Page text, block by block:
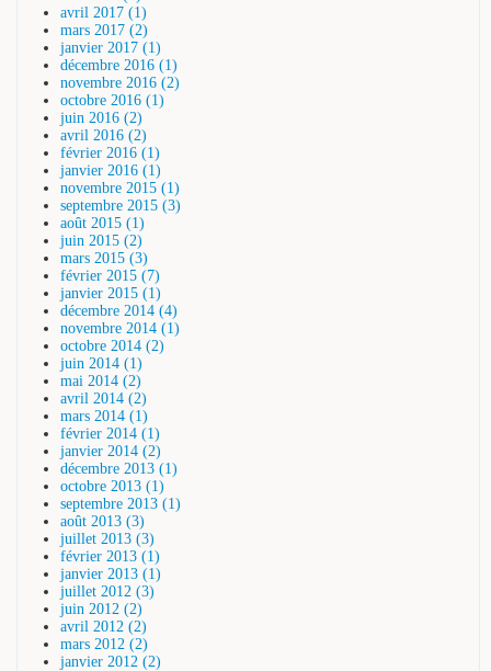
avril 2017 (1)
mars 2017 (2)
janvier 2017 (1)
décembre 2016 (1)
novembre 2016 (2)
octobre 2016 (1)
juin 2016 (2)
avril 2016 (2)
février 2016 (1)
janvier 2016 (1)
novembre 2015 (1)
septembre 2015 (3)
août 2015 (1)
juin 2015 (2)
mars 2015 (3)
février 2015 (7)
janvier 2015 (1)
décembre 2014 (4)
novembre 2014 (1)
octobre 2014 (2)
juin 2014 (1)
mai 2014 (2)
avril 2014 (2)
mars 2014 (1)
février 2014 (1)
janvier 2014 (2)
décembre 2013 (1)
octobre 2013 (1)
septembre 2013 (1)
août 2013 (3)
juillet 2013 (3)
février 2013 (1)
janvier 2013 (1)
juillet 2012 (3)
juin 2012 (2)
avril 2012 (2)
mars 2012 (2)
janvier 2012 (2)